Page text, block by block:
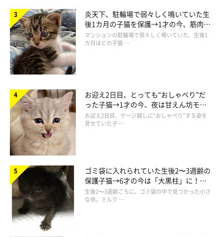
炎天下、駐輪場で弱々しく鳴いていた生
後1カ月の子猫を保護→1才の今、筋肉質
でツンデレなコに成長
マンションの駐輪場で弱々しく鳴いていた、生後1
カ月ほどの子猫 …
お迎え2日目、とっても“おしゃべり”だ
った子猫→1才の今、夜は甘えん坊モー
ドになるコに成長！
お迎え2日目、ケージ越しに“おしゃべり”する姿を
見せていた子 …
ゴミ袋に入れられていた生後2〜3週齢の
保護子猫→6才の今は「大黒柱」に！
美しい黒猫に成長した姿にグッとくる
生後2〜3週齢ごろに、ゴミ袋の中で見つかった小さ
な命。ミルク …